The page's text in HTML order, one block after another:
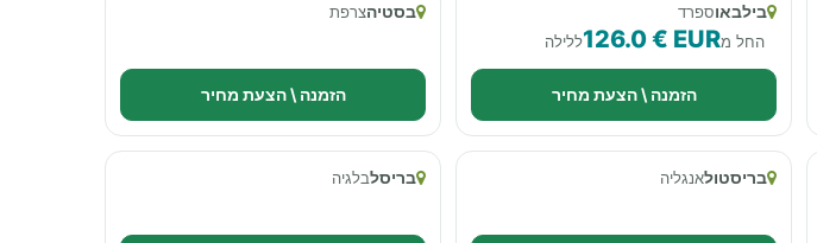
בילבאוספרד
החל מ126.0 € EURללילה
הזמנה \ הצעת מחיר
בסטיהצרפת
הזמנה \ הצעת מחיר
בריסטולאנגליה בריסלבלגיה